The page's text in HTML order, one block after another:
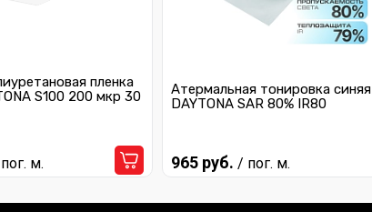
пленка
S100 200 мкр 30
м.
Атермальная тонировка синяя
DAYTONA SAR 80% IR80
965 руб. / пог. м.